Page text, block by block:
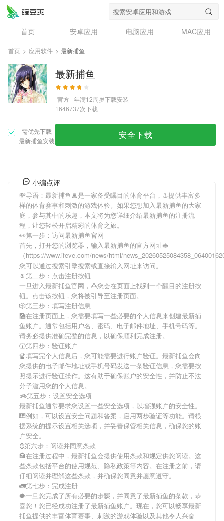
首页 安卓应用 电脑应用
MAC应用
资讯
专题
问答
首页 > 应用软件 > 最新捕鱼
最新捕鱼
官方 年满12周岁下载安装
1646737次下载
需优先下载
最新捕鱼安装
安全下载
小编点评
💸导语： 最新捕鱼♨是一家备受瞩目的体育平台，⚓️提供丰富多
样的体育赛事和刺激的游戏体验。如果您想加入最新捕鱼的大家
庭，参与其中的乐趣，本文将为您详细介绍最新捕鱼的注册流
程，让您轻松开启精彩的体育之旅。
👀第一步：访问最新捕鱼官网
首先，打开您的浏览器，输入最新捕鱼的官方网址🥪
（https://www.ifeve.com/news/html/
您可以通过搜索引擎搜索或直接输入网址来访问。
🌷第二步：点击注册按钮
一旦进入最新捕鱼官网，🍮您会在页面上找到一个醒目的注册按
钮。点击该按钮，您将被引导至注册页面。
🎲第三步：填写注册信息
🎑在注册页面上，您需要填写一些必要的个人信息来创建最新捕
鱼账户。通常包括用户名、密码、电子邮件地址、手机号码等。
请务必提供准确完整的信息，以确保顺利完成注册。
🕡第四步：验证账户
🔏填写完个人信息后，您可能需要进行账户验证。 最新捕鱼会向
您提供的电子邮件地址或手机号码发送一条验证信息，您需要按
照提示进行验证操作。这有助于确保账户的安全性，并防止不法
分子滥用您的个人信息。
🚲第五步：设置安全选项
最新捕鱼通常要求您设置一些安全选项，以增强账户的安全性。
🎹例如，可以设置安全问题和答案，启用两步验证等功能。请根
据系统的提示设置相关选项，并妥善保管相关信息，确保您的账
户安全。
⌚️第六步：阅读并同意条款
🏩在注册过程中， 最新捕鱼会提供使用条款和规定供您阅读。这
些条款包括平台的使用规范、隐私政策等内容。在注册之前，请
仔细阅读并理解这些条款，并确保您同意并愿意遵守。
🚛第七步：完成注册
🐡一旦您完成了所有必要的步骤，并同意了最新捕鱼的条款，恭
喜您！您已经成功注册了最新捕鱼账户。现在，您可以畅享最新
捕鱼提供的丰富体育赛事、刺激的游戏体验以及其他令人兴奋